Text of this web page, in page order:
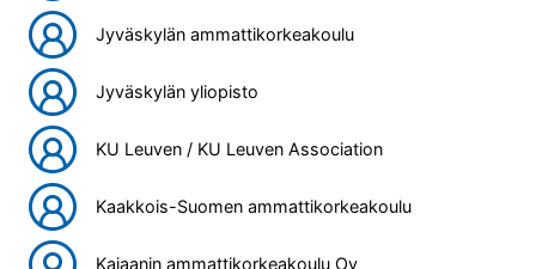
Jyväskylän ammattikorkeakoulu
Jyväskylän yliopisto
KU Leuven / KU Leuven Association
Kaakkois-Suomen ammattikorkeakoulu
Kajaanin ammattikorkeakoulu Oy